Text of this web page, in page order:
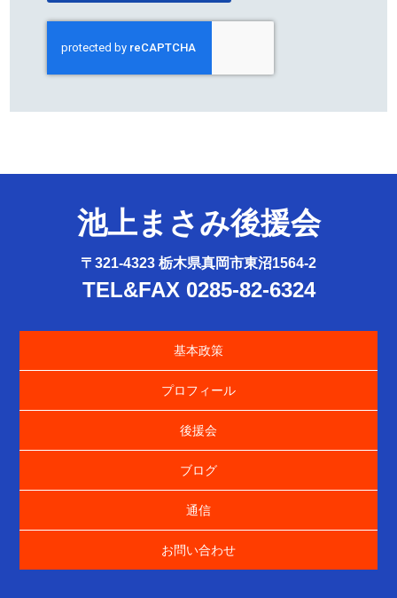
池上まさみ後援会
〒321-4323 栃木県真岡市東沼1564-2
TEL&FAX 0285-82-6324
基本政策
プロフィール
後援会
ブログ
通信
お問い合わせ